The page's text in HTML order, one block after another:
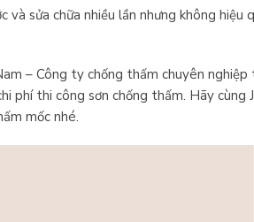
và sửa chữa nhiều lần nhưng không
– Công ty chống thấm chuyên
phí thi công sơn chống thấm. Hãy
mốc nhé.